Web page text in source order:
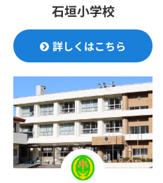
石垣小学校
詳しくはこちら